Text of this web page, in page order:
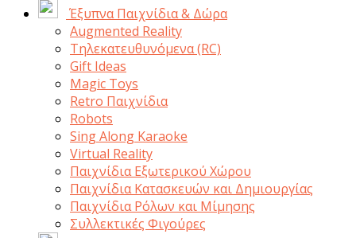
Έξυπνα Παιχνίδια & Δώρα
Augmented Reality
Τηλεκατευθυνόμενα (RC)
Gift Ideas
Magic Toys
Retro Παιχνίδια
Robots
Sing Along Karaoke
Virtual Reality
Παιχνίδια Εξωτερικού Χώρου
Παιχνίδια Κατασκευών και Δημιουργίας
Παιχνίδια Ρόλων και Μίμησης
Συλλεκτικές Φιγούρες